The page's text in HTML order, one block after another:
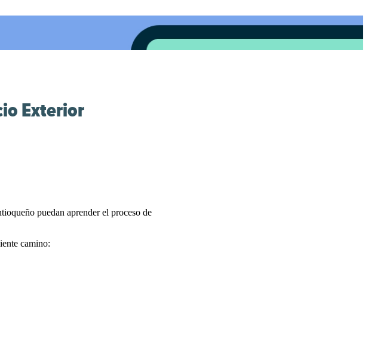
Exterior
puedan aprender el proceso de
camino: